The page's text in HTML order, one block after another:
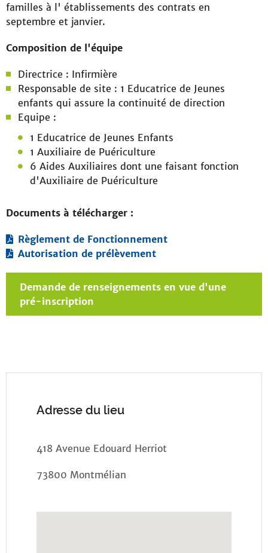
familles à l' établissements des contrats en
septembre et janvier.
Composition de l'équipe
Directrice : Infirmière
Responsable de site : 1 Educatrice de Jeunes
enfants qui assure la continuité de direction
Equipe :
1 Educatrice de Jeunes Enfants
1 Auxiliaire de Puériculture
6 Aides Auxiliaires dont une faisant fonction
d'Auxiliaire de Puériculture
Documents à télécharger :
Règlement de Fonctionnement
Autorisation de prélèvement
Demande de renseignements en vue d'une
pré-inscription
Adresse du lieu
418 Avenue Edouard Herriot
73800 Montmélian